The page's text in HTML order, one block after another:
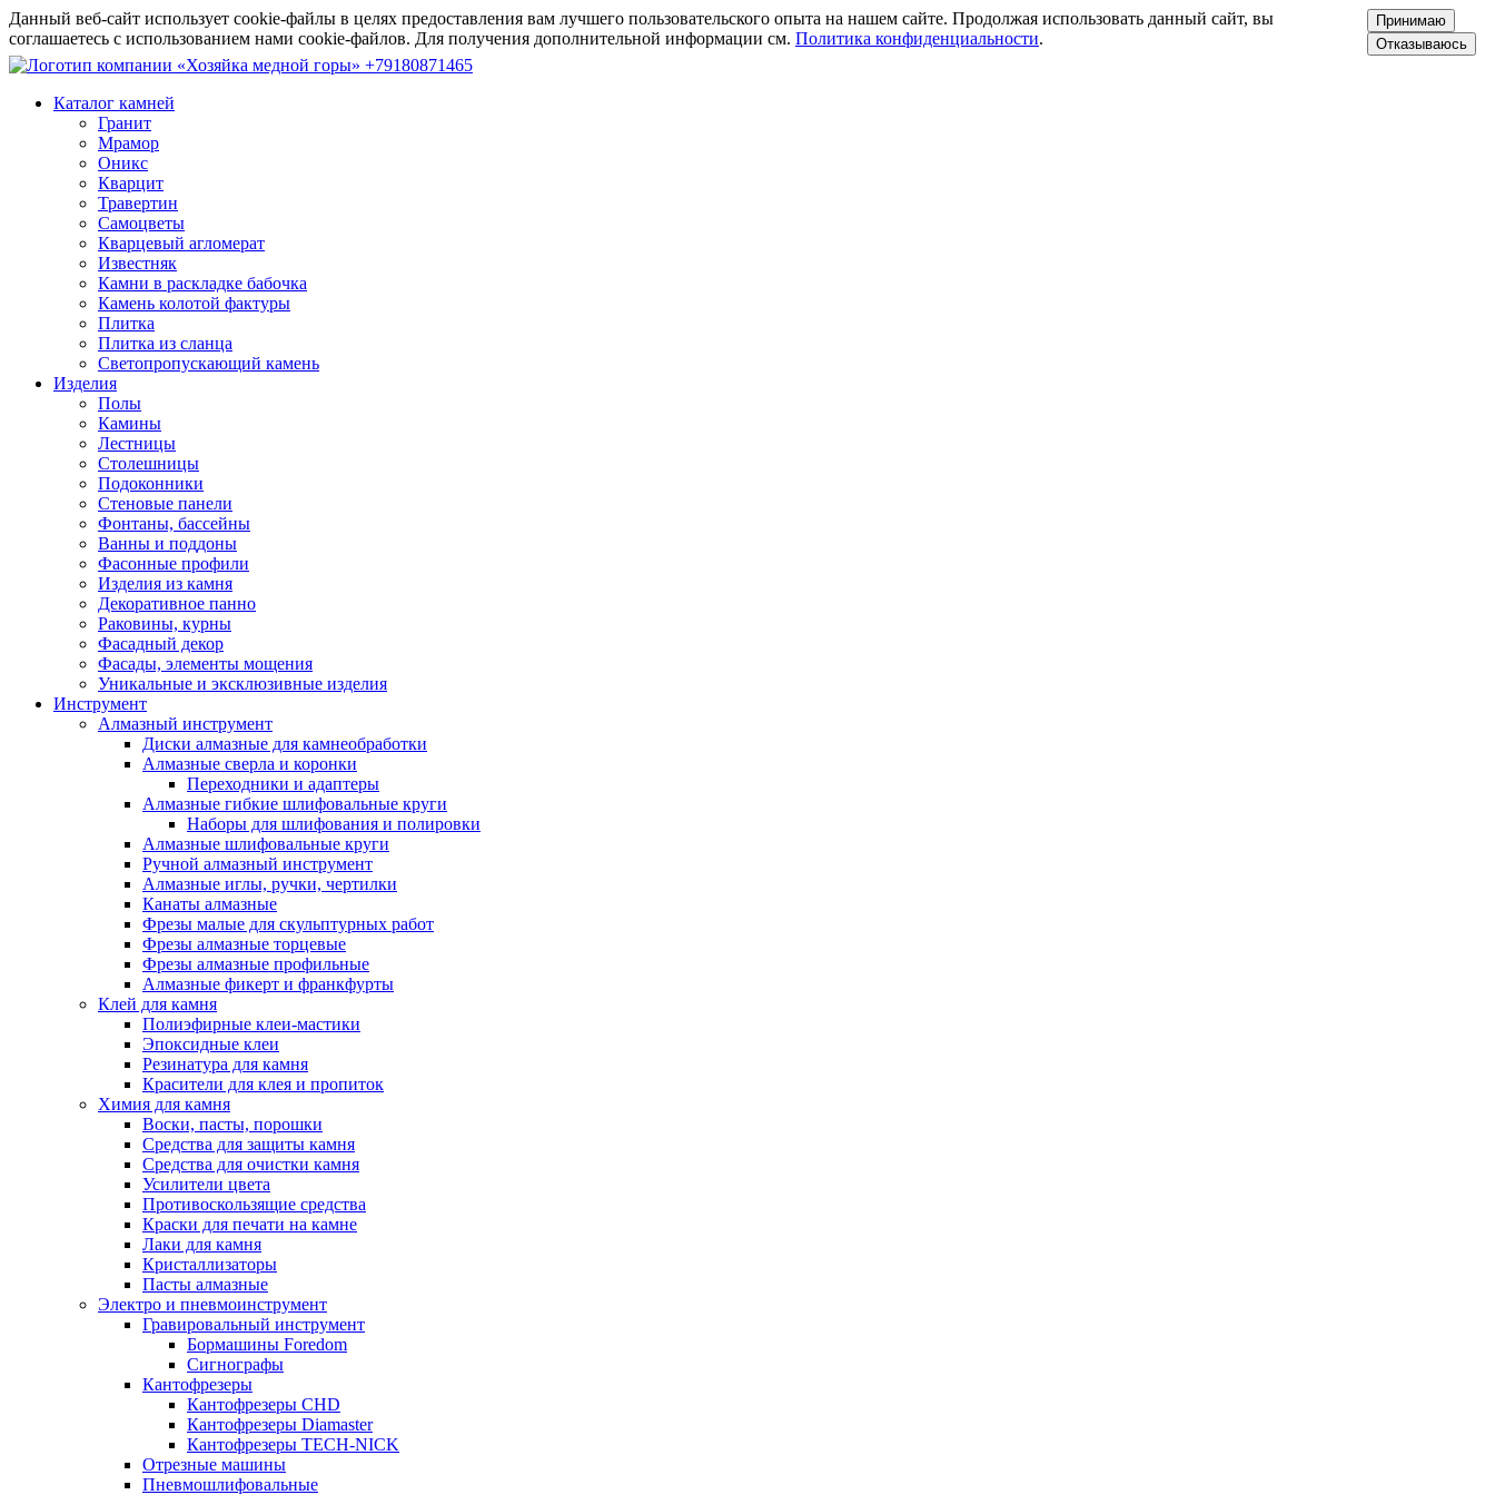
Данный веб-сайт использует cookie-файлы в целях предоставления вам лучшего пользовательского опыта на нашем сайте. Продолжая использовать данный сайт, вы
соглашаетесь с использованием нами cookie-файлов. Для получения дополнительной информации см. Политика конфиденциальности.
Принимаю
Отказываюсь
+79180871465
Каталог камней
Гранит
Мрамор
Оникс
Кварцит
Травертин
Самоцветы
Кварцевый агломерат
Известняк
Камни в раскладке бабочка
Камень колотой фактуры
Плитка
Плитка из сланца
Светопропускающий камень
Изделия
Полы
Камины
Лестницы
Столешницы
Подоконники
Стеновые панели
Фонтаны, бассейны
Ванны и поддоны
Фасонные профили
Изделия из камня
Декоративное панно
Раковины, курны
Фасадный декор
Фасады, элементы мощения
Уникальные и эксклюзивные изделия
Инструмент
Алмазный инструмент
Диски алмазные для камнеобработки
Алмазные сверла и коронки
Переходники и адаптеры
Алмазные гибкие шлифовальные круги
Наборы для шлифования и полировки
Алмазные шлифовальные круги
Ручной алмазный инструмент
Алмазные иглы, ручки, чертилки
Канаты алмазные
Фрезы малые для скульптурных работ
Фрезы алмазные торцевые
Фрезы алмазные профильные
Алмазные фикерт и франкфурты
Клей для камня
Полиэфирные клеи-мастики
Эпоксидные клеи
Резинатура для камня
Красители для клея и пропиток
Химия для камня
Воски, пасты, порошки
Средства для защиты камня
Средства для очистки камня
Усилители цвета
Противоскользящие средства
Краски для печати на камне
Лаки для камня
Кристаллизаторы
Пасты алмазные
Электро и пневмоинструмент
Гравировальный инструмент
Бормашины Foredom
Сигнографы
Кантофрезеры
Кантофрезеры CHD
Кантофрезеры Diamaster
Кантофрезеры TECH-NICK
Отрезные машины
Пневмошлифовальные